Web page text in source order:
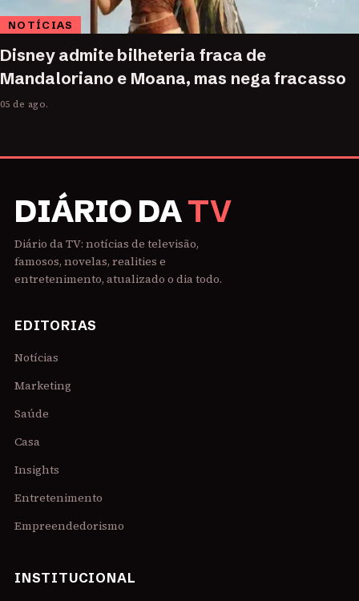
NOTÍCIAS
Disney admite bilheteria fraca de
Mandaloriano e Moana, mas nega fracasso
05 de ago.
DIÁRIO DATV
Diário da TV: notícias de televisão,
famosos, novelas, realities e
entretenimento, atualizado o dia todo.
EDITORIAS
Notícias
Marketing
Saúde
Casa
Insights
Entretenimento
Empreendedorismo
INSTITUCIONAL